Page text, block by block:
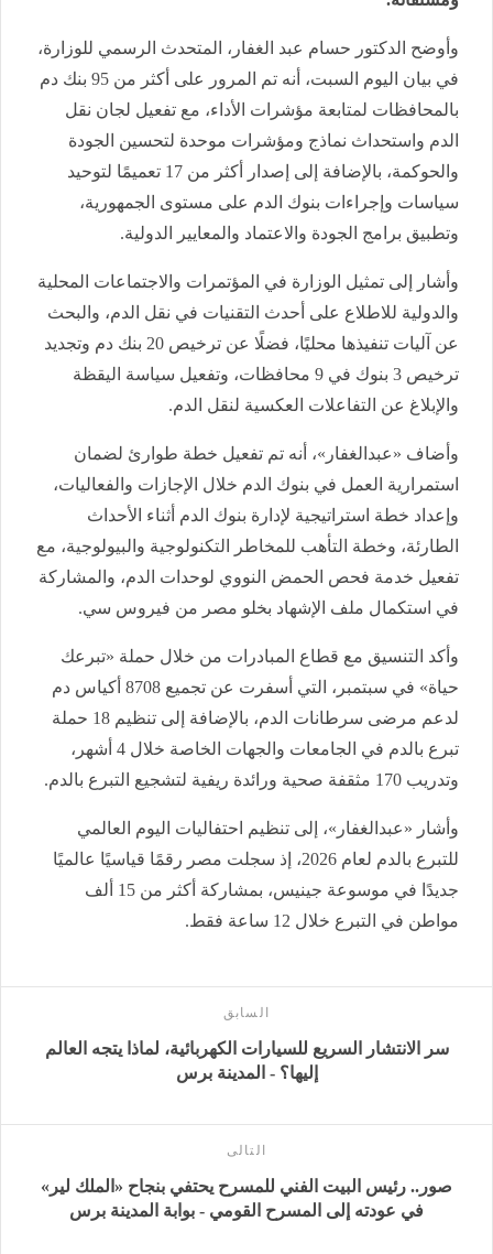
وأوضح الدكتور حسام عبد الغفار، المتحدث الرسمي للوزارة،
في بيان اليوم السبت، أنه تم المرور على أكثر من 95 بنك دم
بالمحافظات لمتابعة مؤشرات الأداء، مع تفعيل لجان نقل
الدم واستحداث نماذج ومؤشرات موحدة لتحسين الجودة
والحوكمة، بالإضافة إلى إصدار أكثر من 17 تعميمًا لتوحيد
سياسات وإجراءات بنوك الدم على مستوى الجمهورية،
وتطبيق برامج الجودة والاعتماد والمعايير الدولية.
وأشار إلى تمثيل الوزارة في المؤتمرات والاجتماعات المحلية
والدولية للاطلاع على أحدث التقنيات في نقل الدم، والبحث
عن آليات تنفيذها محليًا، فضلًا عن ترخيص 20 بنك دم وتجديد
ترخيص 3 بنوك في 9 محافظات، وتفعيل سياسة اليقظة
والإبلاغ عن التفاعلات العكسية لنقل الدم.
وأضاف «عبدالغفار»، أنه تم تفعيل خطة طوارئ لضمان
استمرارية العمل في بنوك الدم خلال الإجازات والفعاليات،
وإعداد خطة استراتيجية لإدارة بنوك الدم أثناء الأحداث
الطارئة، وخطة التأهب للمخاطر التكنولوجية والبيولوجية، مع
تفعيل خدمة فحص الحمض النووي لوحدات الدم، والمشاركة
في استكمال ملف الإشهاد بخلو مصر من فيروس سي.
وأكد التنسيق مع قطاع المبادرات من خلال حملة «تبرعك
حياة» في سبتمبر، التي أسفرت عن تجميع 8708 أكياس دم
لدعم مرضى سرطانات الدم، بالإضافة إلى تنظيم 18 حملة
تبرع بالدم في الجامعات والجهات الخاصة خلال 4 أشهر،
وتدريب 170 مثقفة صحية ورائدة ريفية لتشجيع التبرع بالدم.
وأشار «عبدالغفار»، إلى تنظيم احتفاليات اليوم العالمي
للتبرع بالدم لعام 2026، إذ سجلت مصر رقمًا قياسيًا عالميًا
جديدًا في موسوعة جينيس، بمشاركة أكثر من 15 ألف
مواطن في التبرع خلال 12 ساعة فقط.
السابق
سر الانتشار السريع للسيارات الكهربائية، لماذا يتجه العالم
إليها؟ - المدينة برس
التالى
صور.. رئيس البيت الفني للمسرح يحتفي بنجاح «الملك لير»
في عودته إلى المسرح القومي - بوابة المدينة برس